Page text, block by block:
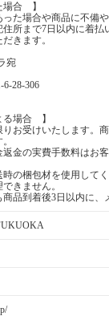
場合 】
た場合や商品に不備
所まで7日以内に着
きます。
宛
28-306
る場合 】
お受けいたします。
金の実費手数料はお
の梱包材を使用して
きません。
品到着後3日以内に、